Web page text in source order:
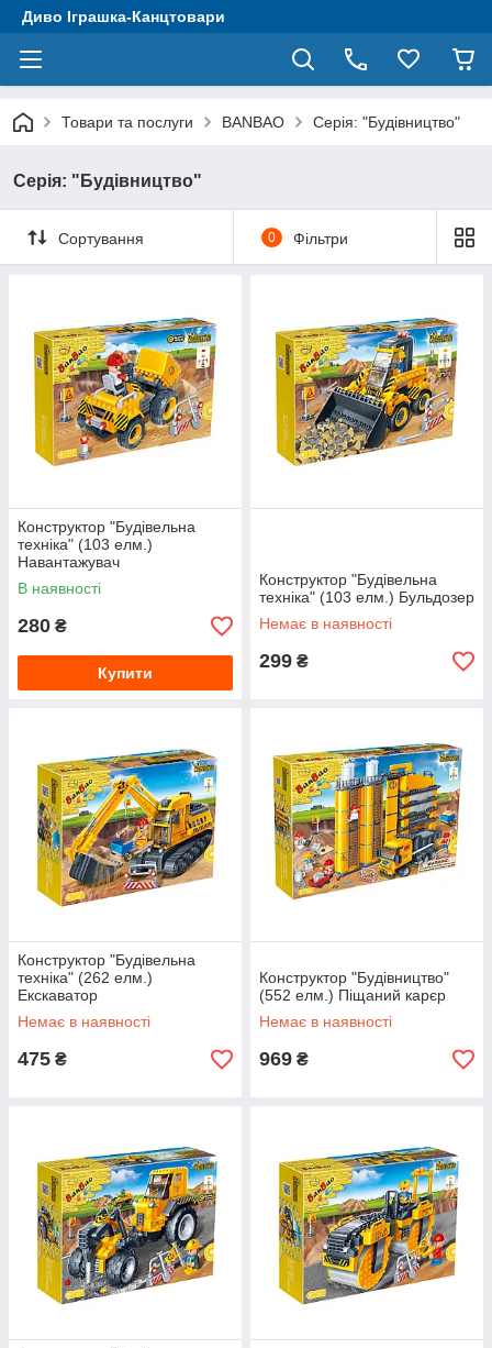
Диво Іграшка-Канцтовари
Товари та послуги BANBAO Серія: "Будівництво"
Серія: "Будівництво"
Сортування 0 Фільтри
Конструктор "Будівельна
техніка" (103 елм.)
Навантажувач
В наявності
280 ₴
Купити
Конструктор "Будівельна
техніка" (103 елм.) Бульдозер
Немає в наявності
299 ₴
Конструктор "Будівельна
техніка" (262 елм.)
Екскаватор
Немає в наявності
475 ₴
Конструктор "Будівництво"
(552 елм.) Піщаний карєр
Немає в наявності
969 ₴